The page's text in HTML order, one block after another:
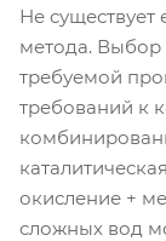
Не существует
метода. Выбор
требуемой
требований к
окисление +
сложных вод